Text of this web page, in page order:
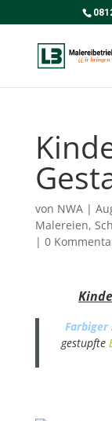
von NWA|
Malereien,
| 0
Farbiger
gestupfte